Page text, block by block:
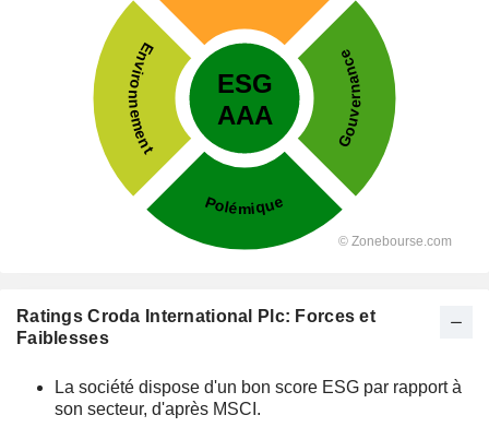
Ratings Croda International Plc: Forces et
Faiblesses
La société dispose d'un bon score ESG par rapport à
son secteur, d'après MSCI.